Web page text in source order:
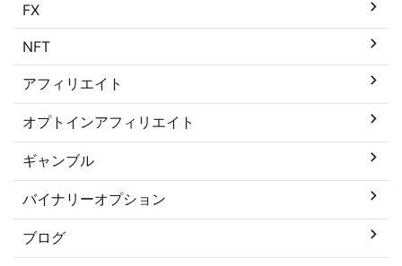
FX
NFT
アフィリエイト
オプトインアフィリエイト
ギャンブル
バイナリーオプション
ブログ